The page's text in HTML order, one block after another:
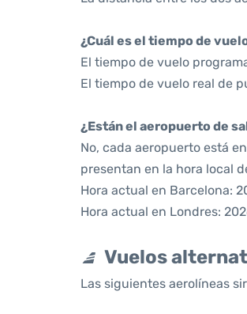
¿Cuál es el tiempo de
El tiempo de vuelo
El tiempo de vuelo real de
¿Están el aeropuerto de
No, cada aeropuerto está
presentan en la hora local
Hora actual en Barcelona:
Hora actual en Londres:
Vuelos
Las siguientes aerolíneas